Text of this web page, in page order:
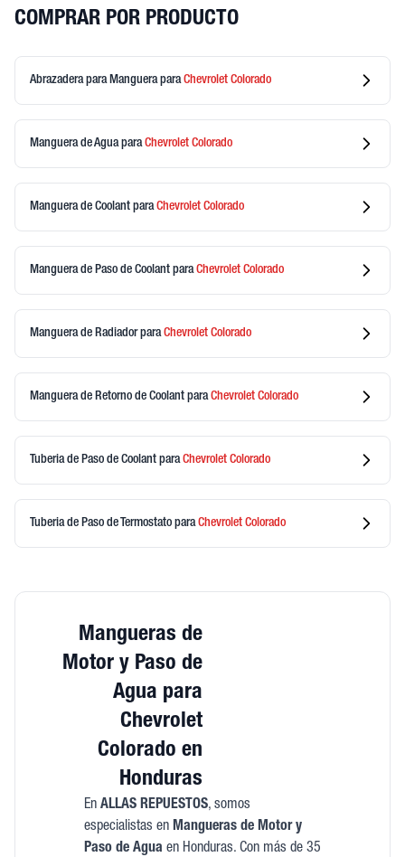
COMPRAR POR PRODUCTO
Abrazadera para MangueraparaChevrolet Colorado
Manguera de AguaparaChevrolet Colorado
Manguera de Coolant paraChevrolet Colorado
Manguera de Paso de Coolant paraChevrolet Colorado
Manguera de RadiadorparaChevrolet Colorado
Manguera de Retorno de Coolant paraChevrolet Colorado
Tuberia de Paso de Coolant paraChevrolet Colorado
Tuberia de Paso de Termostato paraChevrolet Colorado
Mangueras de
Motor y Paso de
Agua para
Chevrolet
Colorado en
Honduras
En ALLAS REPUESTOS, somos
especialistas en Mangueras de Motor y
Paso de Agua en Honduras. Con más de 35